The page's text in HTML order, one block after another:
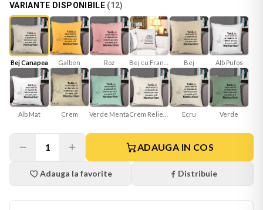
VARIANTE DISPONIBILE (12)
Bej Canapea Galben Roz Bej Alb Pufos
Alb Mat Crem Verde Menta Ecru Verde
1 ADAUGA IN COS
Adauga la favorite Distribuie